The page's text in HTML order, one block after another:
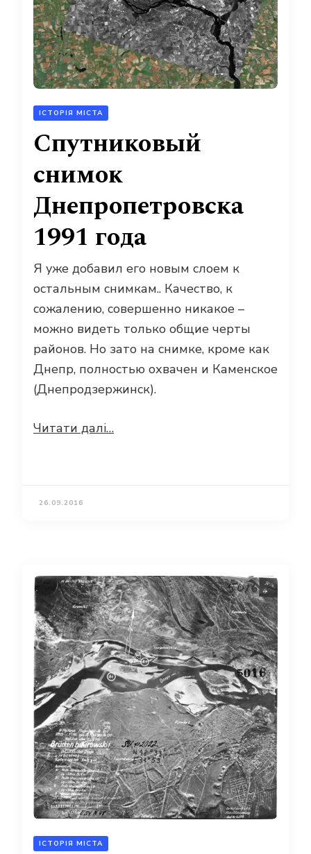
ІСТОРІЯ МІСТА
Спутниковый
снимок
Днепропетровска
1991 года
Я уже добавил его новым слоем к
остальным снимкам.. Качество, к
сожалению, совершенно никакое –
можно видеть только общие черты
районов. Но зато на снимке, кроме как
Днепр, полностью охвачен и Каменское
(Днепродзержинск).
Читати далі…
26.09.2016
ІСТОРІЯ МІСТА